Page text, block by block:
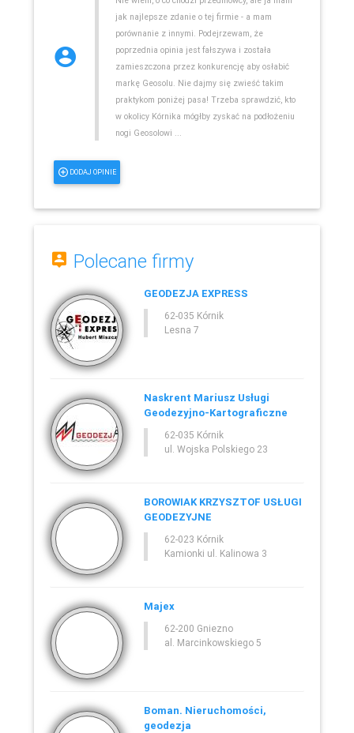
jak najlepsze zdanie o tej firmie - a mam
porównanie z innymi. Podejrzewam, że
poprzednia opinia jest fałszywa i została
zamieszczona przez konkurencję aby osłabić
markę Geosolu. Nie dajmy się zwieść takim
praktykom poniżej pasa! Trzeba sprawdzić, kto
w okolicy Kórnika mógłby zyskać na podłożeniu
nogi Geosolowi ...
DODAJ OPINIE
Polecane firmy
GEODEZJA EXPRESS
62-035 Kórnik
Lesna 7
Naskrent Mariusz Usługi
Geodezyjno-Kartograficzne
62-035 Kórnik
ul. Wojska Polskiego 23
BOROWIAK KRZYSZTOF USŁUGI
GEODEZYJNE
62-023 Kórnik
Kamionki ul. Kalinowa 3
Majex
62-200 Gniezno
al. Marcinkowskiego 5
Boman. Nieruchomości,
geodezja